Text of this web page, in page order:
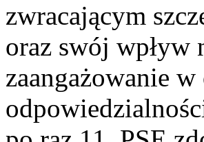
zwracającym
oraz swój wpływ
zaangażowanie